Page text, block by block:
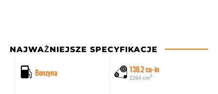
NAJWAŻNIEJSZE SPECYFIKACJE
Benzyna 138.2 cu-in
2264 cm3